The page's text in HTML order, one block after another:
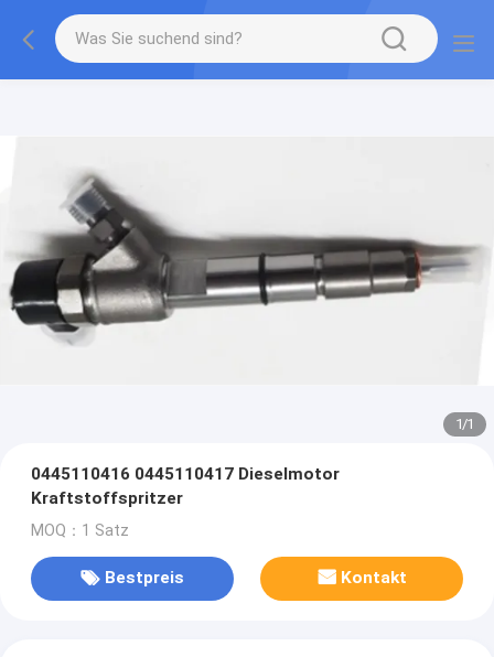
1/1
0445110416 0445110417 Dieselmotor
Kraftstoffspritzer
MOQ：1 Satz
Bestpreis Kontakt